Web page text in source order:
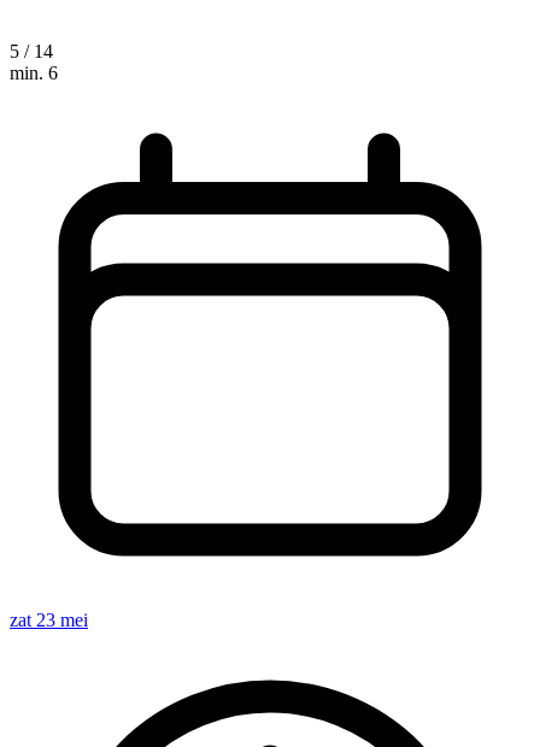
5 / 14
min. 6
zat 23 mei